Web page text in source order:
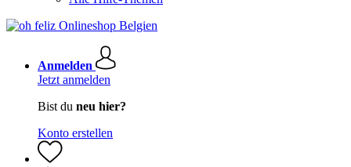
Anmelden
Jetzt anmelden
Bist du neu hier?
Konto erstellen